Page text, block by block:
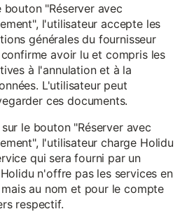
bouton "Réserver avec
l'utilisateur accepte les
générales du fournisseur
avoir lu et compris les
à l'annulation et à la
L'utilisateur peut
ces documents.
le bouton "Réserver avec
l'utilisateur charge Holidu
qui sera fourni par un
n'offre pas les services en
au nom et pour le compte
respectif.